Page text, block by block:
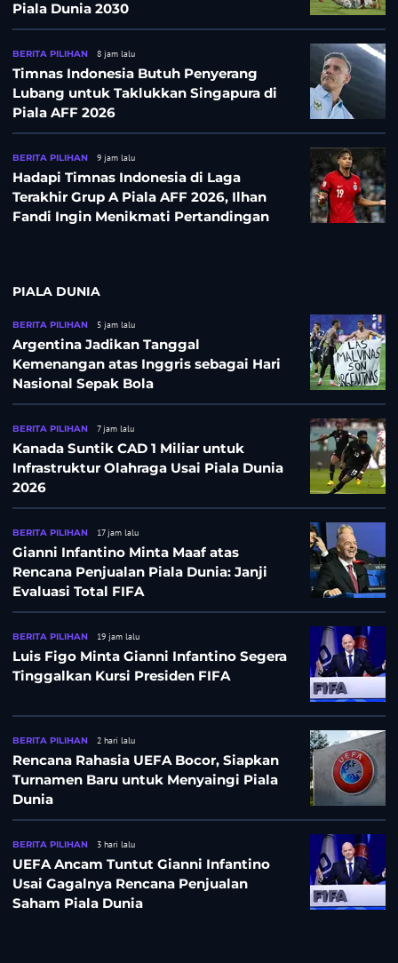
Piala Dunia 2030
BERITA PILIHAN 8 jam lalu
Timnas Indonesia Butuh Penyerang
Lubang untuk Taklukkan Singapura di
Piala AFF 2026
BERITA PILIHAN 9 jam lalu
Hadapi Timnas Indonesia di Laga
Terakhir Grup A Piala AFF 2026, Ilhan
Fandi Ingin Menikmati Pertandingan
PIALA DUNIA
BERITA PILIHAN 5 jam lalu
Argentina Jadikan Tanggal
Kemenangan atas Inggris sebagai Hari
Nasional Sepak Bola
BERITA PILIHAN 7 jam lalu
Kanada Suntik CAD 1 Miliar untuk
Infrastruktur Olahraga Usai Piala Dunia
2026
BERITA PILIHAN 17 jam lalu
Gianni Infantino Minta Maaf atas
Rencana Penjualan Piala Dunia: Janji
Evaluasi Total FIFA
BERITA PILIHAN 19 jam lalu
Luis Figo Minta Gianni Infantino Segera
Tinggalkan Kursi Presiden FIFA
BERITA PILIHAN 2 hari lalu
Rencana Rahasia UEFA Bocor, Siapkan
Turnamen Baru untuk Menyaingi Piala
Dunia
BERITA PILIHAN 3 hari lalu
UEFA Ancam Tuntut Gianni Infantino
Usai Gagalnya Rencana Penjualan
Saham Piala Dunia